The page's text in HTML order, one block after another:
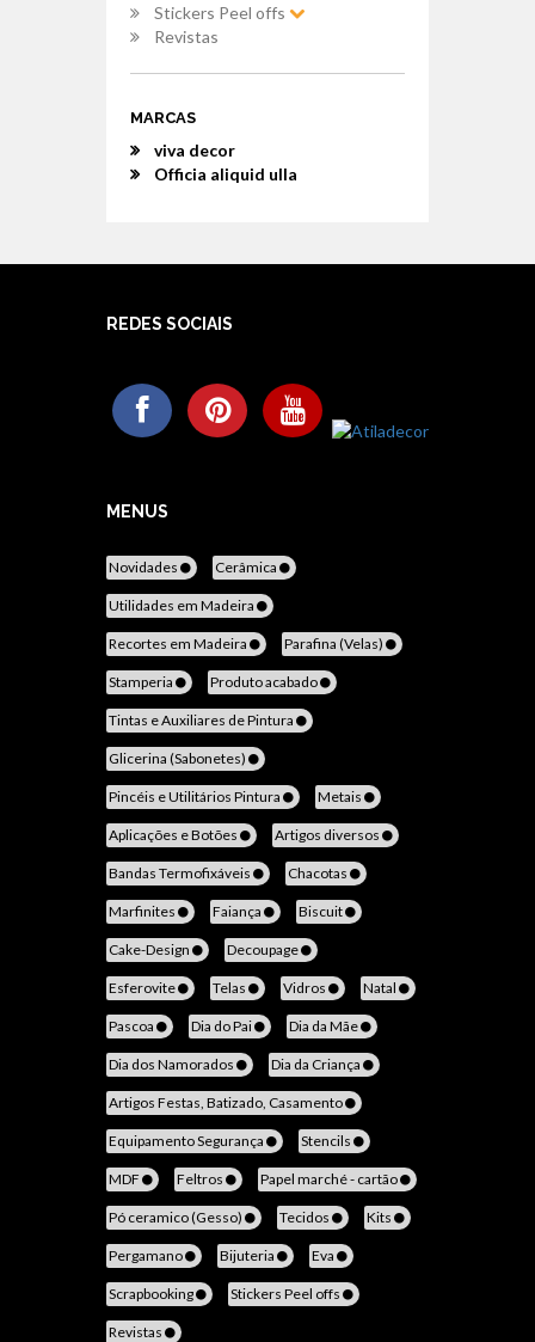
Stickers Peel offs
Revistas
MARCAS
viva decor
Officia aliquid ulla
REDES SOCIAIS
MENUS
Novidades Cerâmica
Utilidades em Madeira
Recortes em Madeira Parafina (Velas)
Stamperia Produto acabado
Tintas e Auxiliares de Pintura
Glicerina (Sabonetes)
Pincéis e Utilitários Pintura Metais
Aplicações e Botões Artigos diversos
Bandas Termofixáveis Chacotas
Marfinites Faiança Biscuit
Cake-Design Decoupage
Esferovite Telas Vidros Natal
Pascoa Dia do Pai Dia da Mãe
Dia dos Namorados Dia da Criança
Artigos Festas, Batizado, Casamento
Equipamento Segurança Stencils
MDF Feltros Papel marché - cartão
Pó ceramico (Gesso) Tecidos Kits
Pergamano Bijuteria Eva
Scrapbooking Stickers Peel offs
Revistas